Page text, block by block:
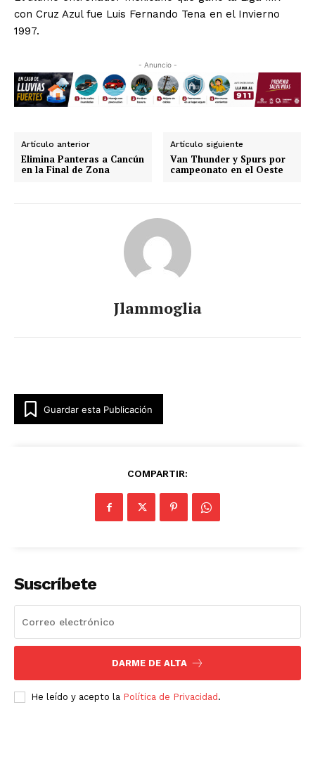
con Cruz Azul fue Luis Fernando Tena en el Invierno
1997.
- Anuncio -
Artículo anterior
Elimina Panteras a Cancún
en la Final de Zona
Artículo siguiente
Van Thunder y Spurs por
campeonato en el Oeste
Jlammoglia
Guardar esta Publicación
COMPARTIR:
Suscríbete
DARME DE ALTA
He leído y acepto la Política de Privacidad .